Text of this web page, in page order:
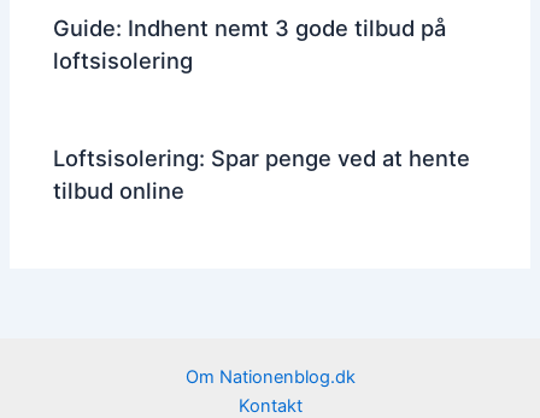
Guide: Indhent nemt 3 gode tilbud på
loftsisolering
Loftsisolering: Spar penge ved at hente
tilbud online
Om Nationenblog.dk
Kontakt